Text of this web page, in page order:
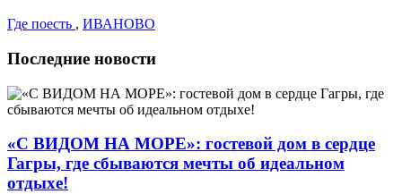
Где поесть , ИВАНОВО
Последние новости
«С ВИДОМ НА МОРЕ»: гостевой дом в сердце
Гагры, где сбываются мечты об идеальном
отдыхе!